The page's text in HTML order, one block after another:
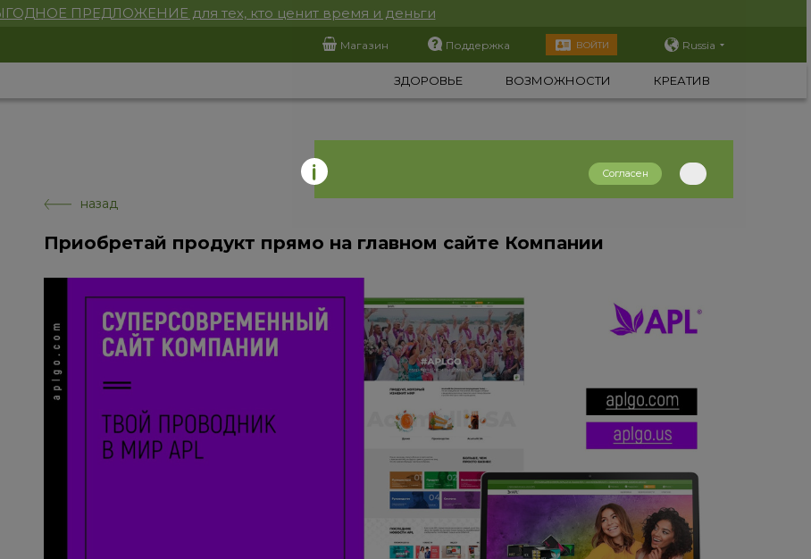
ПРЕДЛОЖЕНИЕ для тех, кто ценит время и деньги
Магазин Поддержка ВОЙТИ Russia
ЗДОРОВЬЕ ВОЗМОЖНОСТИ КРЕАТИВ
назад
Приобретай продукт прямо на главном сайте Компании
Согласен